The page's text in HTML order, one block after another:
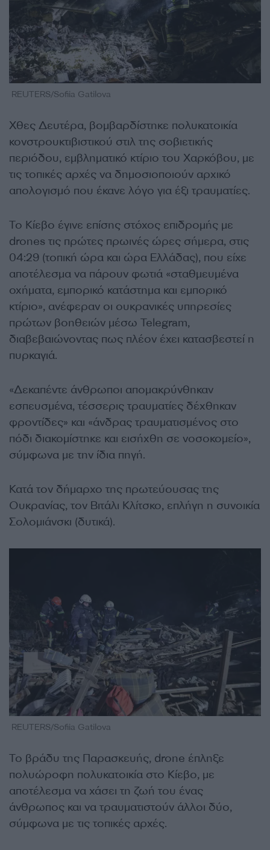
REUTERS/Sofiia Gatilova
Χθες Δευτέρα, βομβαρδίστηκε πολυκατοικία
κονστρουκτιβιστικού στιλ της σοβιετικής
περιόδου, εμβληματικό κτίριο του Χαρκόβου, με
τις τοπικές αρχές να δημοσιοποιούν αρχικό
απολογισμό που έκανε λόγο για έξι τραυματίες.
Το Κίεβο έγινε επίσης στόχος επιδρομής με
drones τις πρώτες πρωινές ώρες σήμερα, στις
04:29 (τοπική ώρα και ώρα Ελλάδας), που είχε
αποτέλεσμα να πάρουν φωτιά «σταθμευμένα
οχήματα, εμπορικό κατάστημα και εμπορικό
κτίριο», ανέφεραν οι ουκρανικές υπηρεσίες
πρώτων βοηθειών μέσω Telegram,
διαβεβαιώνοντας πως πλέον έχει κατασβεστεί η
πυρκαγιά.
«Δεκαπέντε άνθρωποι απομακρύνθηκαν
εσπευσμένα, τέσσερις τραυματίες δέχθηκαν
φροντίδες» και «άνδρας τραυματισμένος στο
πόδι διακομίστηκε και εισήχθη σε νοσοκομείο»,
σύμφωνα με την ίδια πηγή.
Κατά τον δήμαρχο της πρωτεύουσας της
Ουκρανίας, τον Βιτάλι Κλίτσκο, επλήγη η συνοικία
Σολομιάνσκι (δυτικά).
REUTERS/Sofiia Gatilova
Το βράδυ της Παρασκευής, drone έπληξε
πολυώροφη πολυκατοικία στο Κίεβο, με
αποτέλεσμα να χάσει τη ζωή του ένας
άνθρωπος και να τραυματιστούν άλλοι δύο,
σύμφωνα με τις τοπικές αρχές.